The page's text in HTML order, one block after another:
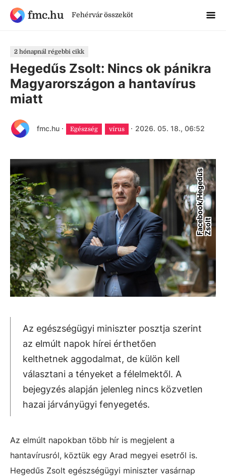
fmc.hu Fehérvár összeköt
2 hónapnál régebbi cikk
Hegedűs Zsolt: Nincs ok pánikra
Magyarországon a hantavírus
miatt
fmc.hu · Egészség vírus · 2026. 05. 18., 06:52
F
a
c
e
b
o
o
k
/
H
e
g
e
d
ű
s
Z
s
o
lt
Az egészségügyi miniszter posztja szerint
az elmúlt napok hírei érthetően
kelthetnek aggodalmat, de külön kell
választani a tényeket a félelmektől. A
bejegyzés alapján jelenleg nincs közvetlen
hazai járványügyi fenyegetés.
Az elmúlt napokban több hír is megjelent a
hantavírusról, köztük egy Arad megyei esetről is.
Hegedűs Zsolt egészségügyi miniszter vasárnap